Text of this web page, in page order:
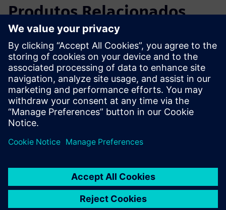
Produtos Relacionados
Informações e Recursos Adicionais
Projetos BIM Facility AG (apenas em alemão)
Pré-requisitos